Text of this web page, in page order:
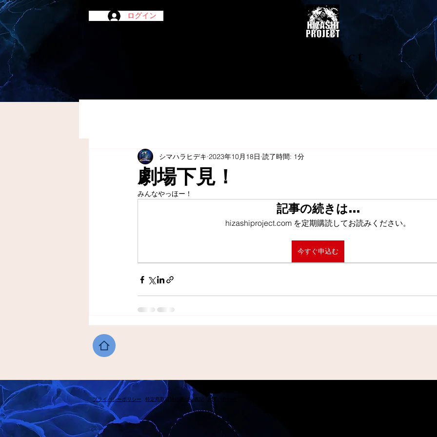
ログイン
陽project
劇場下見！
シマハラヒデキ 2023年10月18日 読了時間: 1分
みんなやっほー！
記事の続きは…
hizashiproject.com を定期購読してお読みください。
今すぐ申込む
​プライバシーポリシー ​特定商取引法に基づく表記 ​お問い合わせ